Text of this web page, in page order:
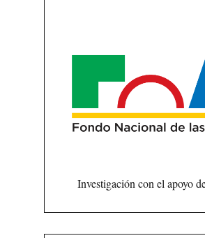
Investigación con el apoyo